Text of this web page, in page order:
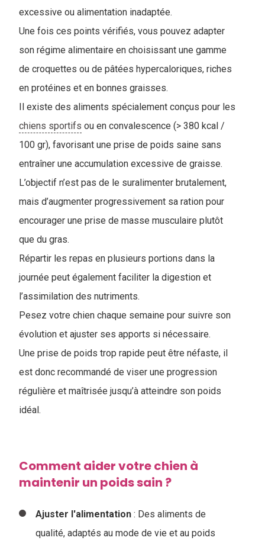
excessive ou alimentation inadaptée.
Une fois ces points vérifiés, vous pouvez adapter
son régime alimentaire en choisissant une gamme
de croquettes ou de pâtées hypercaloriques, riches
en protéines et en bonnes graisses.
Il existe des aliments spécialement conçus pour les
chiens sportifs ou en convalescence (> 380 kcal /
100 gr), favorisant une prise de poids saine sans
entraîner une accumulation excessive de graisse.
L’objectif n’est pas de le suralimenter brutalement,
mais d’augmenter progressivement sa ration pour
encourager une prise de masse musculaire plutôt
que du gras.
Répartir les repas en plusieurs portions dans la
journée peut également faciliter la digestion et
l’assimilation des nutriments.
Pesez votre chien chaque semaine pour suivre son
évolution et ajuster ses apports si nécessaire.
Une prise de poids trop rapide peut être néfaste, il
est donc recommandé de viser une progression
régulière et maîtrisée jusqu’à atteindre son poids
idéal.
Comment aider votre chien à
maintenir un poids sain ?
Ajuster l'alimentation : Des aliments de
qualité, adaptés au mode de vie et au poids